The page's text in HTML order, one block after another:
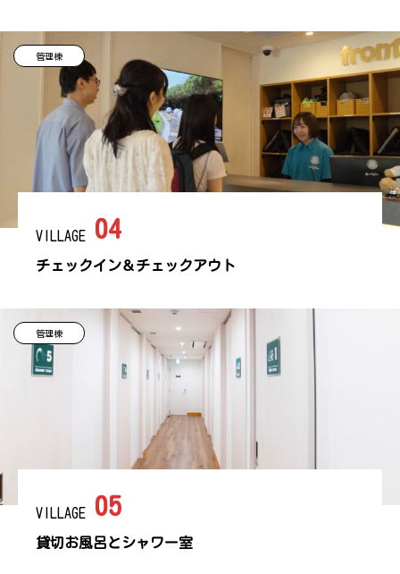
管理棟
VILLAGE 04
チェックイン＆チェックアウト
管理棟
VILLAGE 05
貸切お風呂とシャワー室